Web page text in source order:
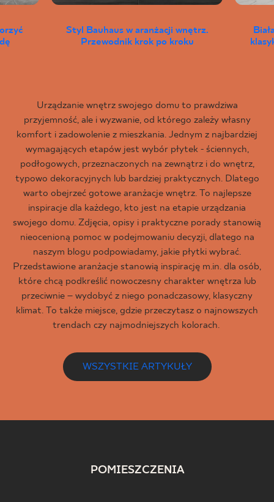
Styl Bauhaus w aranżacji wnętrz.
Przewodnik krok po kroku
Urządzanie wnętrz swojego domu to prawdziwa
przyjemność, ale i wyzwanie, od którego zależy własny
komfort i zadowolenie z mieszkania. Jednym z najbardziej
wymagających etapów jest wybór płytek - ściennych,
podłogowych, przeznaczonych na zewnątrz i do wnętrz,
typowo dekoracyjnych lub bardziej praktycznych. Dlatego
warto obejrzeć gotowe aranżacje wnętrz. To najlepsze
inspiracje dla każdego, kto jest na etapie urządzania
swojego domu. Zdjęcia, opisy i praktyczne porady stanowią
nieocenioną pomoc w podejmowaniu decyzji, dlatego na
naszym blogu podpowiadamy, jakie płytki wybrać.
Przedstawione aranżacje stanowią inspirację m.in. dla osób,
które chcą podkreślić nowoczesny charakter wnętrza lub
przeciwnie – wydobyć z niego ponadczasowy, klasyczny
klimat. To także miejsce, gdzie przeczytasz o najnowszych
trendach czy najmodniejszych kolorach.
WSZYSTKIE ARTYKUŁY
POMIESZCZENIA